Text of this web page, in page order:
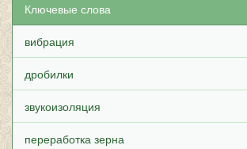
Ключевые слова
вибрация
дробилки
звукоизоляция
переработка зерна